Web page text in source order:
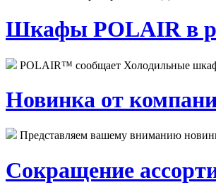
Шкафы POLAIR в
POLAIR™ сообщает Холодильные
Новинка от
Представляем вашему вниманию
Сокращение